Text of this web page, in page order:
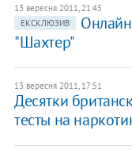
13 вересня 2011, 21:45
ЕКСКЛЮЗИВ
"Шахтер"
13 вересня 2011, 17:51
​Десятки
тесты на